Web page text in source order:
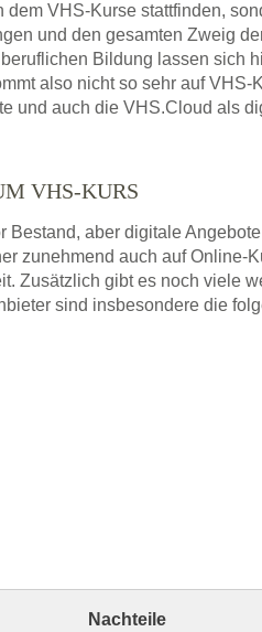
VHS-Kurse stattfinden,
und den gesamten Zweig
Bildung lassen sich
also nicht so sehr auf VHS-
und auch die VHS.Cloud als
VHS-KURS
Bestand, aber digitale Angebote
zunehmend auch auf Online-
Zusätzlich gibt es noch viele
sind insbesondere die
Nachteile